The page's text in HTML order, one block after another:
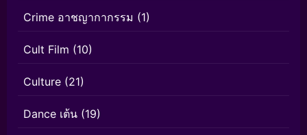
Crime อาชญากากรรม (1)
Cult Film (10)
Culture (21)
Dance เต้น (19)